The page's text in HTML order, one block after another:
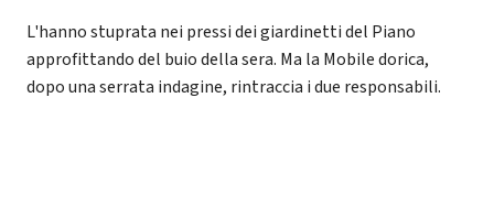
L'hanno stuprata nei pressi dei giardinetti del Piano
approfittando del buio della sera. Ma la Mobile dorica,
dopo una serrata indagine, rintraccia i due responsabili.